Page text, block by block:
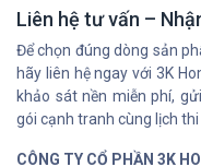
Liên hệ tư vấn –
Để chọn đúng dòng sản
hãy liên hệ ngay với 3K
khảo sát nền miễn phí,
gói cạnh tranh cùng lịch
CÔNG TY CỔ PHẦN 3K